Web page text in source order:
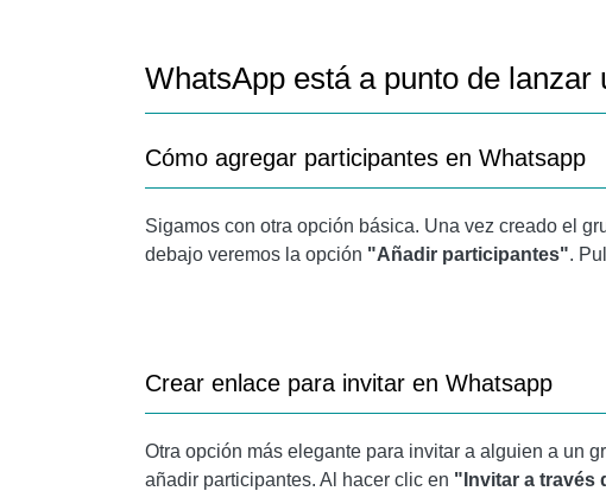
WhatsApp está a punto de
Cómo agregar participantes en Whatsapp
Sigamos con otra opción básica. Una vez creado el
debajo veremos la opción "Añadir participantes".
Crear enlace para invitar en Whatsapp
Otra opción más elegante para invitar a alguien a un
añadir participantes. Al hacer clic en "Invitar a través